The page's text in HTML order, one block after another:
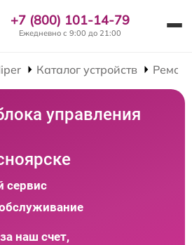
+7 (800) 101-14-79
Ежедневно с 9:00 до 21:00
Каталог устройств
управления
сервис
наш счет,